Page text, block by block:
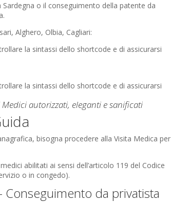
o il conseguimento della patente da
Alghero, Olbia, Cagliari:
la sintassi dello shortcode e di assicurarsi
la sintassi dello shortcode e di assicurarsi
autorizzati, eleganti e sanificati
bisogna procedere alla Visita Medica per
abilitati ai sensi dell’articolo 119 del Codice
o in congedo).
Conseguimento da privatista